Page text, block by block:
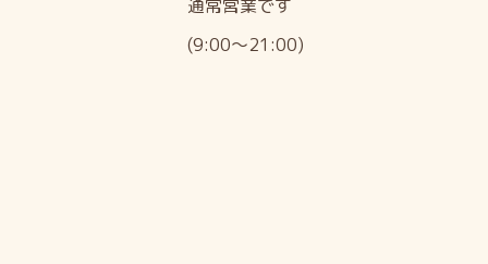
通常営業です
(9:00〜21:00)